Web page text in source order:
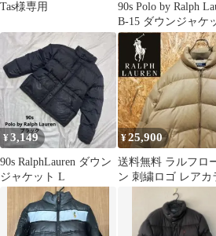
Tas様専用
90s Polo by Ralph
B-15 ダウンジャケ
XL
¥3,149
90s RalphLauren ダウン
ジャケット L
¥25,900
送料無料 ラルフロ
ン 刺繍ロゴ レアカ
ゆるだぼ90s ダウン
ャケット